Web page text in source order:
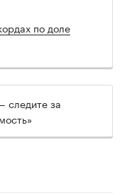
по доле
следите за